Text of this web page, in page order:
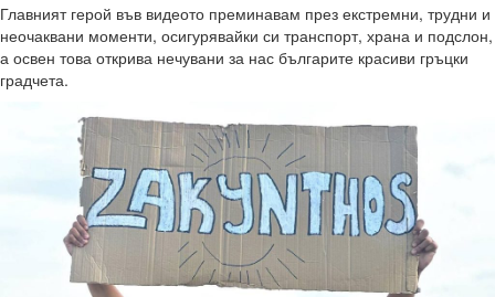
Главният герой във видеото преминавам през екстремни, трудни и
неочаквани моменти, осигурявайки си транспорт, храна и подслон,
а освен това открива нечувани за нас българите красиви гръцки
градчета.